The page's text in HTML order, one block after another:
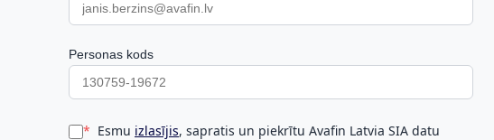
Personas kods
Esmu izlasījis, sapratis un piekrītu Avafin Latvia SIA datu